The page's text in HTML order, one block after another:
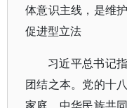
体意识主线，是维
促进型立法
习近平总书记
团结之本。党的十